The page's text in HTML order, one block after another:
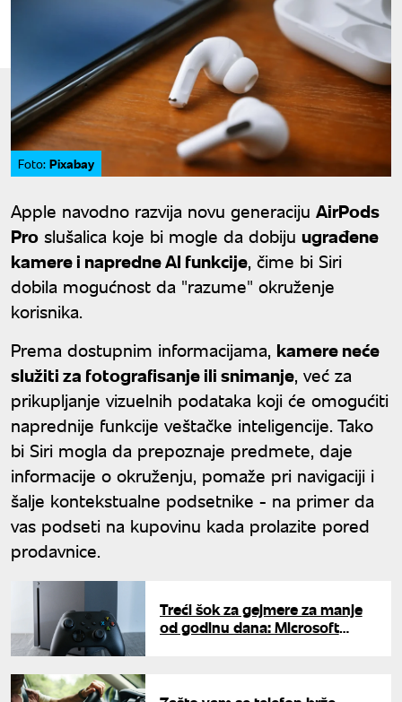
Foto: Pixabay
Apple navodno razvija novu generaciju AirPods
Pro slušalica koje bi mogle da dobiju ugrađene
kamere i napredne AI funkcije, čime bi Siri
dobila mogućnost da "razume" okruženje
korisnika.
Prema dostupnim informacijama, kamere neće
služiti za fotografisanje ili snimanje, već za
prikupljanje vizuelnih podataka koji će omogućiti
naprednije funkcije veštačke inteligencije. Tako
bi Siri mogla da prepoznaje predmete, daje
informacije o okruženju, pomaže pri navigaciji i
šalje kontekstualne podsetnike - na primer da
vas podseti na kupovinu kada prolazite pored
prodavnice.
Treći šok za gejmere za manje
od godinu dana: Microsoft